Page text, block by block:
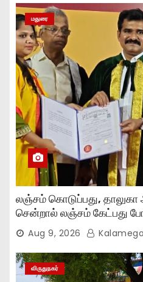
மதுரை
லஞ்சம் கொடுப்பது, தாலுகா
சென்றால் லஞ்சம் கேட்பது
நிறுத்தியுள்ளோம்..,
Aug 9, 2026
விருதுநகர்